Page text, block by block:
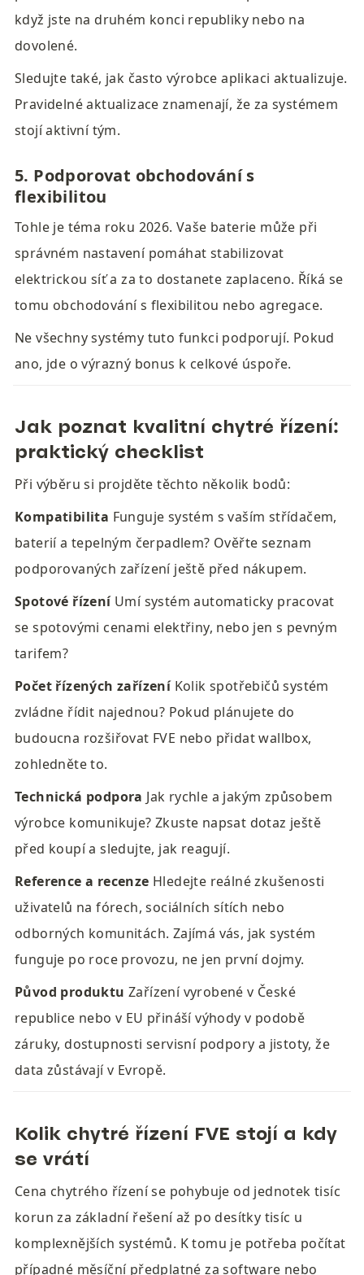
když jste na druhém konci republiky nebo na
dovolené.
Sledujte také, jak často výrobce aplikaci aktualizuje.
Pravidelné aktualizace znamenají, že za systémem
stojí aktivní tým.
5. Podporovat obchodování s
flexibilitou
Tohle je téma roku 2026. Vaše baterie může při
správném nastavení pomáhat stabilizovat
elektrickou síť a za to dostanete zaplaceno. Říká se
tomu obchodování s flexibilitou nebo agregace.
Ne všechny systémy tuto funkci podporují. Pokud
ano, jde o výrazný bonus k celkové úspoře.
Jak poznat kvalitní chytré řízení:
praktický checklist
Při výběru si projděte těchto několik bodů:
Kompatibilita Funguje systém s vaším střídačem,
baterií a tepelným čerpadlem? Ověřte seznam
podporovaných zařízení ještě před nákupem.
Spotové řízení Umí systém automaticky pracovat
se spotovými cenami elektřiny, nebo jen s pevným
tarifem?
Počet řízených zařízení Kolik spotřebičů systém
zvládne řídit najednou? Pokud plánujete do
budoucna rozšiřovat FVE nebo přidat wallbox,
zohledněte to.
Technická podpora Jak rychle a jakým způsobem
výrobce komunikuje? Zkuste napsat dotaz ještě
před koupí a sledujte, jak reagují.
Reference a recenze Hledejte reálné zkušenosti
uživatelů na fórech, sociálních sítích nebo
odborných komunitách. Zajímá vás, jak systém
funguje po roce provozu, ne jen první dojmy.
Původ produktu Zařízení vyrobené v České
republice nebo v EU přináší výhody v podobě
záruky, dostupnosti servisní podpory a jistoty, že
data zůstávají v Evropě.
Kolik chytré řízení FVE stojí a kdy
se vrátí
Cena chytrého řízení se pohybuje od jednotek tisíc
korun za základní řešení až po desítky tisíc u
komplexnějších systémů. K tomu je potřeba počítat
případné měsíční předplatné za software nebo